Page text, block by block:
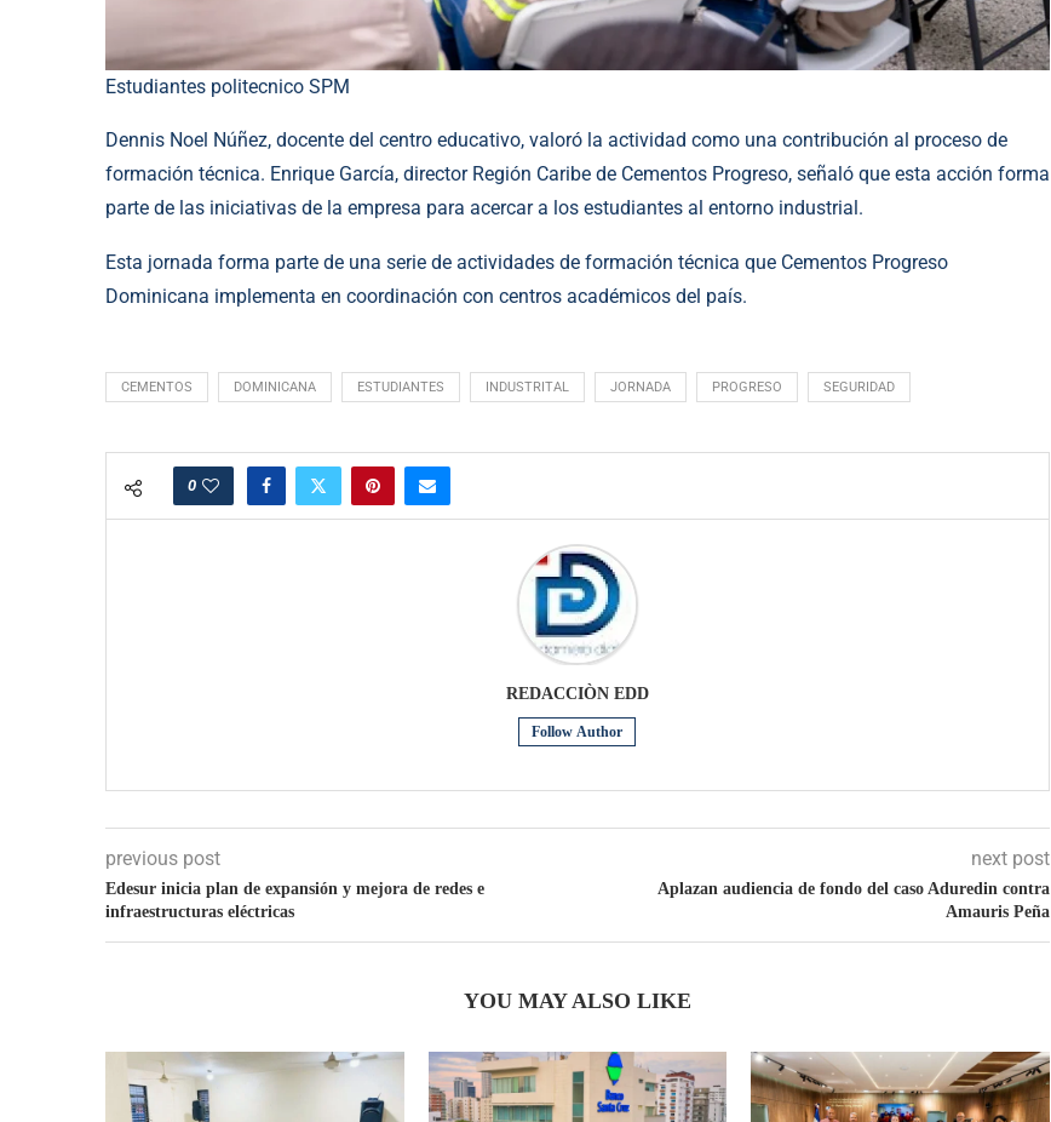
Estudiantes politecnico SPM
Dennis Noel Núñez, docente del centro educativo, valoró la actividad como una contribución al proceso de
formación técnica. Enrique García, director Región Caribe de Cementos Progreso, señaló que esta acción forma
parte de las iniciativas de la empresa para acercar a los estudiantes al entorno industrial.
Esta jornada forma parte de una serie de actividades de formación técnica que Cementos Progreso
Dominicana implementa en coordinación con centros académicos del país.
CEMENTOS DOMINICANA ESTUDIANTES INDUSTRITAL JORNADA PROGRESO SEGURIDAD
0
REDACCIÒN EDD
Follow Author
previous post
Edesur inicia plan de expansión y mejora de redes e
infraestructuras eléctricas
next post
Aplazan audiencia de fondo del caso Aduredin contra
Amauris Peña
YOU MAY ALSO LIKE